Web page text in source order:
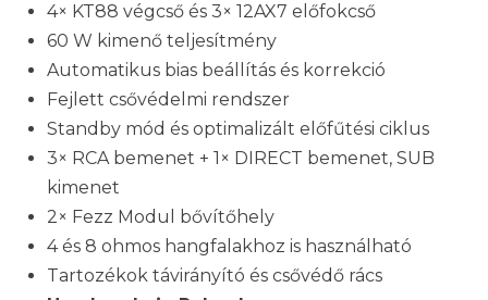
4× KT88 végcső és 3× 12AX7 előfokcső
60 W kimenő teljesítmény
Automatikus bias beállítás és korrekció
Fejlett csővédelmi rendszer
Standby mód és optimalizált előfűtési ciklus
3× RCA bemenet + 1× DIRECT bemenet, SUB
kimenet
2× Fezz Modul bővítőhely
4 és 8 ohmos hangfalakhoz is használható
Tartozékok távirányító és csővédő rács